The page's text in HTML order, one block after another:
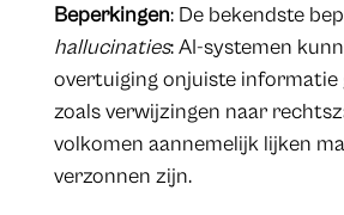
Beperkingen: De bekendste
hallucinaties: AI-systemen
overtuiging onjuiste informatie
zoals verwijzingen naar
volkomen aannemelijk lijken
verzonnen zijn.